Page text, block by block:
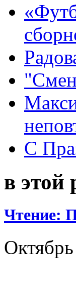
С
в этой
Чтение: